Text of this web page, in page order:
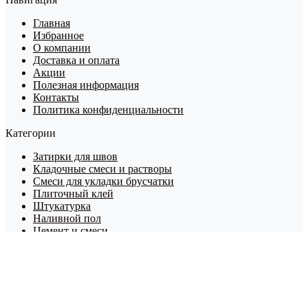
Главная
Избранное
О компании
Доставка и оплата
Акции
Полезная информация
Контакты
Политика конфиденциальности
Категории
Затирки для швов
Кладочные смеси и растворы
Смеси для укладки брусчатки
Плиточный клей
Штукатурка
Наливной пол
Цемент и смеси